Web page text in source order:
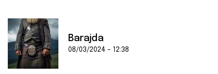
Barajda
08/03/2024 - 12:38